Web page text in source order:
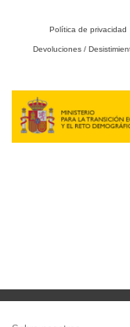
Política de privacidad
Devoluciones /